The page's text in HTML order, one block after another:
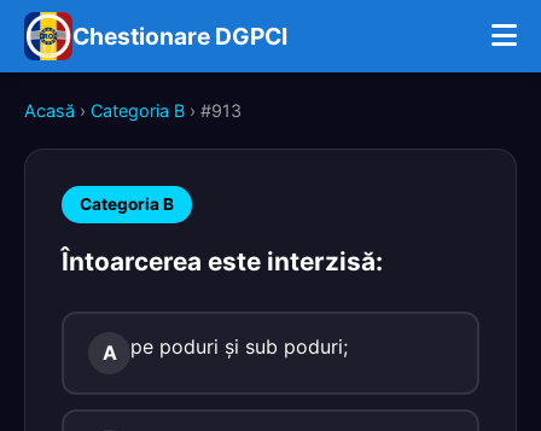
Chestionare DGPCI
Acasă › Categoria B › #913
Categoria B
Întoarcerea este interzisă:
A pe poduri şi sub poduri;